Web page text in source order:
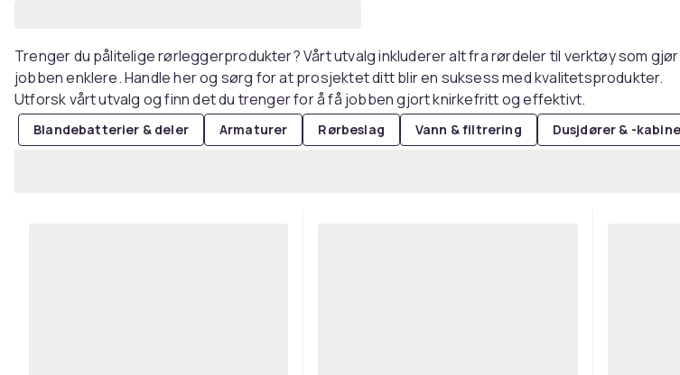
Trenger du pålitelige rørleggerprodukter? Vårt utvalg inkluderer alt fra rørdeler til verktøy som gjør
jobben enklere. Handle her og sørg for at prosjektet ditt blir en suksess med kvalitetsprodukter.
Utforsk vårt utvalg og finn det du trenger for å få jobben gjort knirkefritt og effektivt.
Blandebatterier & deler Armaturer Rørbeslag Vann & filtrering Dusjdører & -